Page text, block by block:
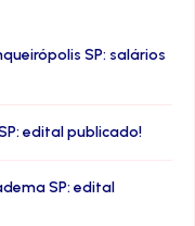
SP: salários
edital publicado!
SP: edital